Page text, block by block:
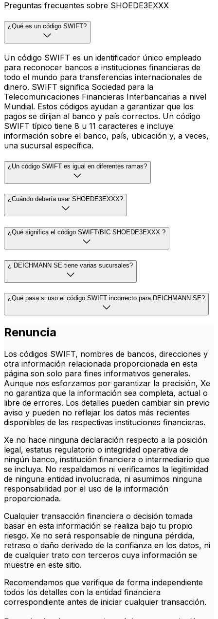
Preguntas frecuentes sobre SHOEDE3EXXX
¿Qué es un código SWIFT?
Un código SWIFT es un identificador único empleado
para reconocer bancos e instituciones financieras de
todo el mundo para transferencias internacionales de
dinero. SWIFT significa Sociedad para la
Telecomunicaciones Financieras Interbancarias a nivel
Mundial. Estos códigos ayudan a garantizar que los
pagos se dirijan al banco y país correctos. Un código
SWIFT típico tiene 8 u 11 caracteres e incluye
información sobre el banco, país, ubicación y, a veces,
una sucursal específica.
¿Un código SWIFT es igual en diferentes ramas?
¿Cuándo debería usar SHOEDE3EXXX?
¿Qué significa el código SWIFT/BIC SHOEDE3EXXX ?
¿ DEICHMANN SE tiene varias sucursales?
¿Qué pasa si uso el código SWIFT incorrecto para DEICHMANN SE?
Renuncia
Los códigos SWIFT, nombres de bancos, direcciones y
otra información relacionada proporcionada en esta
página son solo para fines informativos generales.
Aunque nos esforzamos por garantizar la precisión, Xe
no garantiza que la información sea completa, actual o
libre de errores. Los detalles pueden cambiar sin previo
aviso y pueden no reflejar los datos más recientes
disponibles de las respectivas instituciones financieras.
Xe no hace ninguna declaración respecto a la posición
legal, estatus regulatorio o integridad operativa de
ningún banco, institución financiera o intermediario que
se incluya. No respaldamos ni verificamos la legitimidad
de ninguna entidad involucrada, ni asumimos ninguna
responsabilidad por el uso de la información
proporcionada.
Cualquier transacción financiera o decisión tomada
basar en esta información se realiza bajo tu propio
riesgo. Xe no será responsable de ninguna pérdida,
retraso o daño derivado de la confianza en los datos, ni
de cualquier trato con terceros cuya información se
muestre en este sitio.
Recomendamos que verifique de forma independiente
todos los detalles con la entidad financiera
correspondiente antes de iniciar cualquier transacción.